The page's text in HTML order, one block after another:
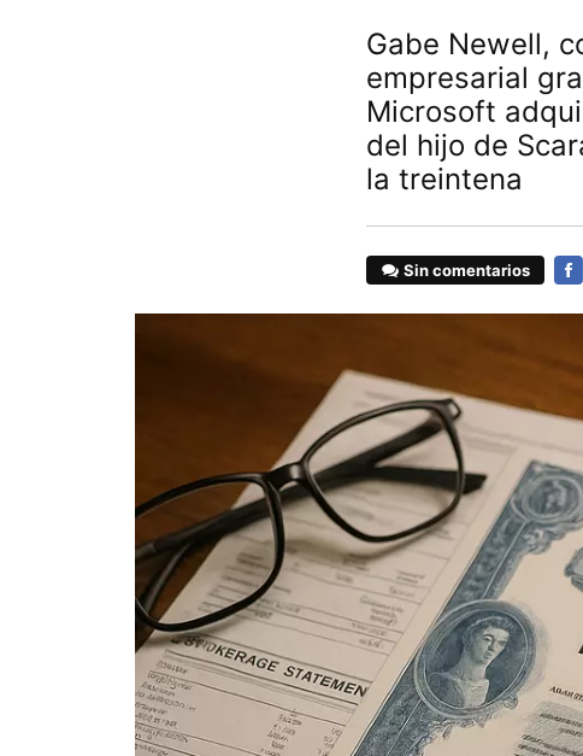
Gabe Newell,
empresarial
Microsoft
del hijo de
la treintena
Sin comentarios